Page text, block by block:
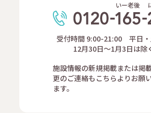
いー老後
受付時間 9:00-21:00 平日
12月30日～1月3日は除
施設情報の新規掲載または掲
更のご連絡もこちらよりお願
ます。